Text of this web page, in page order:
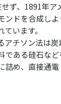
ず、1891年ア
ンドを合成し
います。
アチソン法は
である硅石な
詰め、直接通